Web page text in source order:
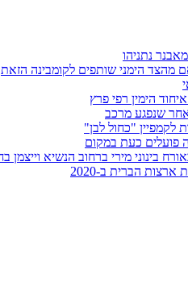
נתניהו
מהצד הימני שותפים לקומבינה הזאת
הימין רפי פרץ
שנפגע מרכב
לקמפיין "כחול לבן"
הברית ב-2020